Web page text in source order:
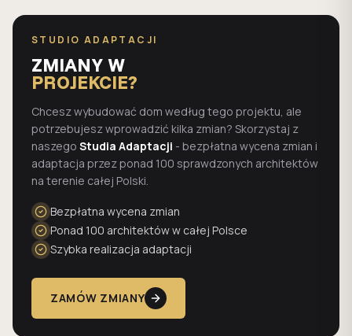
STUDIO ADAPTACJI
ZMIANY W
PROJEKCIE?
Chcesz wybudować dom według tego projektu, ale
potrzebujesz wprowadzić kilka zmian? Skorzystaj z
naszego Studia Adaptacji - bezpłatna wycena zmian i
adaptacja przez ponad 100 sprawdzonych architektów
na terenie całej Polski.
Bezpłatna wycena zmian
Ponad 100 architektów w całej Polsce
Szybka realizacja adaptacji
ZAMÓW ZMIANY